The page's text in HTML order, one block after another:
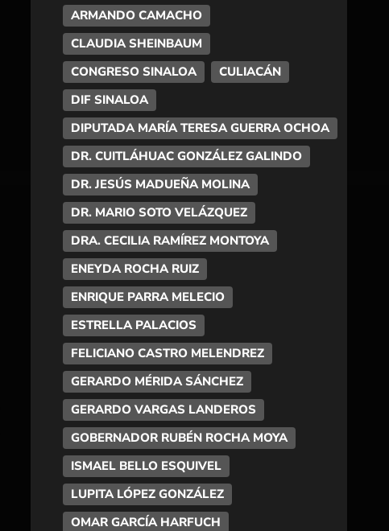
ARMANDO CAMACHO
CLAUDIA SHEINBAUM
CONGRESO SINALOA
CULIACÁN
DIF SINALOA
DIPUTADA MARÍA TERESA GUERRA OCHOA
DR. CUITLÁHUAC GONZÁLEZ GALINDO
DR. JESÚS MADUEÑA MOLINA
DR. MARIO SOTO VELÁZQUEZ
DRA. CECILIA RAMÍREZ MONTOYA
ENEYDA ROCHA RUIZ
ENRIQUE PARRA MELECIO
ESTRELLA PALACIOS
FELICIANO CASTRO MELENDREZ
GERARDO MÉRIDA SÁNCHEZ
GERARDO VARGAS LANDEROS
GOBERNADOR RUBÉN ROCHA MOYA
ISMAEL BELLO ESQUIVEL
LUPITA LÓPEZ GONZÁLEZ
OMAR GARCÍA HARFUCH